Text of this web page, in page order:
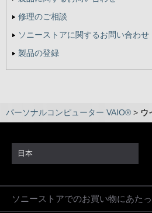
修理のご相談
ソニーストアに関するお問い合わせ
製品の登録
パーソナルコンピューター VAIO® > ウ
日本
ソニーストアでのお買い物にあた